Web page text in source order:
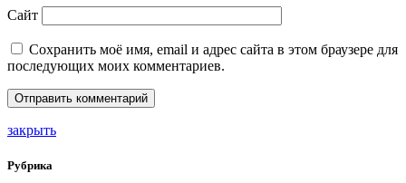
Сайт
Сохранить моё имя, email и адрес сайта в этом браузере для
последующих моих комментариев.
закрыть
Рубрика